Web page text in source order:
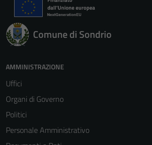
Comune di Sondrio
AMMINISTRAZIONE
Uffici
Organi di Governo
Politici
Personale Amministrativo